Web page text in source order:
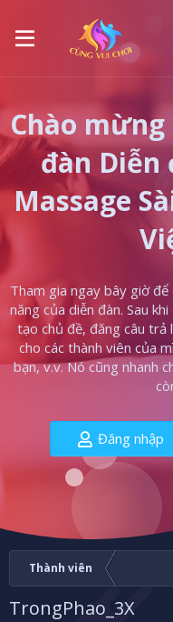
Chào
đàn Diễn
Massage
Tham gia ngay bây giờ
năng của diễn đàn. Sau
tạo chủ đề, đăng câu trả
cho các thành viên của
bạn, v.v. Nó cũng nhanh
Đăng nhập
Thành viên
TrongPhao_3X